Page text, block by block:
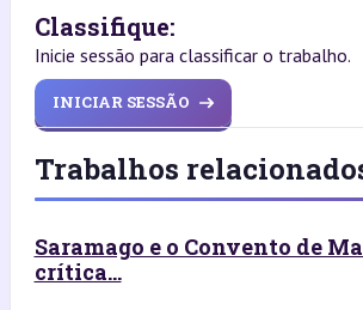
Classifique:
Inicie sessão para classificar o trabalho.
INICIAR SESSÃO
Trabalhos
Saramago e o Convento de
crítica...